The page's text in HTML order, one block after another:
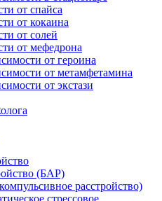
от спайса
от кокаина
от солей
от мефедрона
от героина
от метамфетамина
от экстази
(БАР)
расстройство)
стрессовое